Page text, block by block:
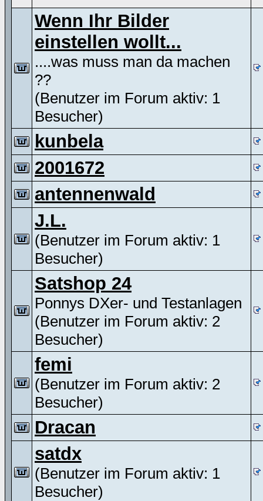
Wenn Ihr Bilder
einstellen wollt...
....was muss man da machen
??
(Benutzer im Forum aktiv: 1
Besucher)
kunbela
2001672
antennenwald
J.L.
(Benutzer im Forum aktiv: 1
Besucher)
Satshop 24
Ponnys DXer- und Testanlagen
(Benutzer im Forum aktiv: 2
Besucher)
femi
(Benutzer im Forum aktiv: 2
Besucher)
Dracan
satdx
(Benutzer im Forum aktiv: 1
Besucher)